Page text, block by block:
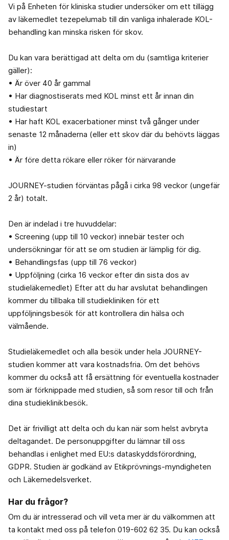
Vi på Enheten för kliniska studier undersöker om ett tillägg
av läkemedlet tezepelumab till din vanliga inhalerade KOL-
behandling kan minska risken för skov.
Du kan vara berättigad att delta om du (samtliga kriterier
gäller):
• Är över 40 år gammal
• Har diagnostiserats med KOL minst ett år innan din
studiestart
• Har haft KOL exacerbationer minst två gånger under
senaste 12 månaderna (eller ett skov där du behövts läggas
in)
• Är före detta rökare eller röker för närvarande
JOURNEY-studien förväntas pågå i cirka 98 veckor (ungefär
2 år) totalt.
Den är indelad i tre huvuddelar:
• Screening (upp till 10 veckor) innebär tester och
undersökningar för att se om studien är lämplig för dig.
• Behandlingsfas (upp till 76 veckor)
• Uppföljning (cirka 16 veckor efter din sista dos av
studieläkemedlet) Efter att du har avslutat behandlingen
kommer du tillbaka till studiekliniken för ett
uppföljningsbesök för att kontrollera din hälsa och
välmående.
Studieläkemedlet och alla besök under hela JOURNEY-
studien kommer att vara kostnadsfria. Om det behövs
kommer du också att få ersättning för eventuella kostnader
som är förknippade med studien, så som resor till och från
dina studieklinikbesök.
Det är frivilligt att delta och du kan när som helst avbryta
deltagandet. De personuppgifter du lämnar till oss
behandlas i enlighet med EU:s dataskyddsförordning,
GDPR. Studien är godkänd av Etikprövnings-myndigheten
och Läkemedelsverket.
Har du frågor?
Om du är intresserad och vill veta mer är du välkommen att
ta kontakt med oss på telefon 019-602 62 35. Du kan också